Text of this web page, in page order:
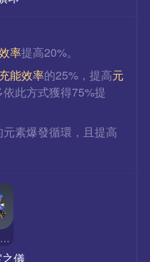
率提高20%。
能效率的25%，提高元
此方式獲得75%提
素爆發循環，且提高
昔日宗室之儀
儀